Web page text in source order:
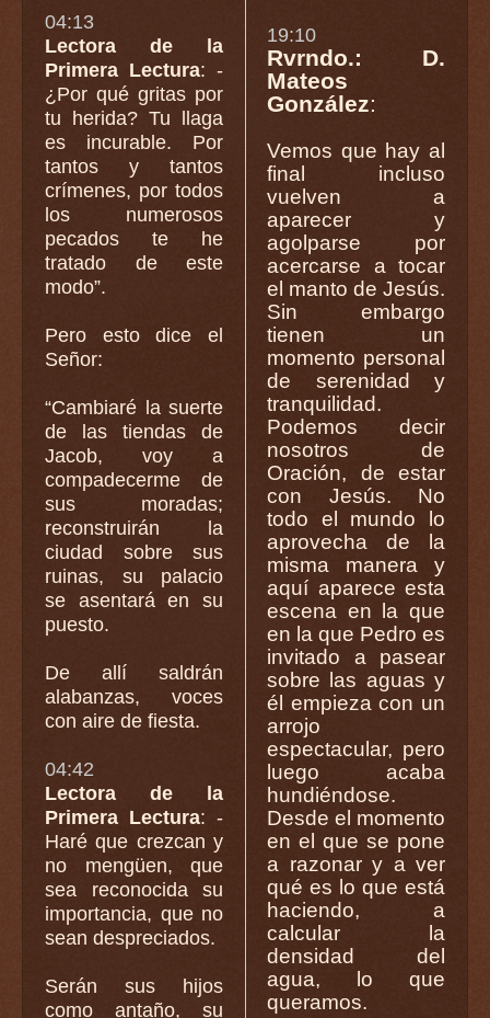
04:13
Lectora de la
Primera Lectura: -
¿Por qué gritas por
tu herida? Tu llaga
es incurable. Por
tantos y tantos
crímenes, por todos
los numerosos
pecados te he
tratado de este
modo”.
Pero esto dice el
Señor:
“Cambiaré la suerte
de las tiendas de
Jacob, voy a
compadecerme de
sus moradas;
reconstruirán la
ciudad sobre sus
ruinas, su palacio
se asentará en su
puesto.
De allí saldrán
alabanzas, voces
con aire de fiesta.
04:42
Lectora de la
Primera Lectura: -
Haré que crezcan y
no mengüen, que
sea reconocida su
importancia, que no
sean despreciados.
Serán sus hijos
como antaño, su
19:10
Rvrndo.: D.
Mateos
González:
Vemos que hay al
final incluso
vuelven a
aparecer y
agolparse por
acercarse a tocar
el manto de Jesús.
Sin embargo
tienen un
momento personal
de serenidad y
tranquilidad.
Podemos decir
nosotros de
Oración, de estar
con Jesús. No
todo el mundo lo
aprovecha de la
misma manera y
aquí aparece esta
escena en la que
en la que Pedro es
invitado a pasear
sobre las aguas y
él empieza con un
arrojo
espectacular, pero
luego acaba
hundiéndose.
Desde el momento
en el que se pone
a razonar y a ver
qué es lo que está
haciendo, a
calcular la
densidad del
agua, lo que
queramos.